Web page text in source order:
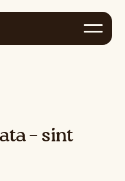
– sint